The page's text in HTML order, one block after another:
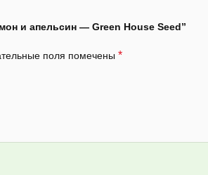
и апельсин — Green House Seed”
поля помечены *